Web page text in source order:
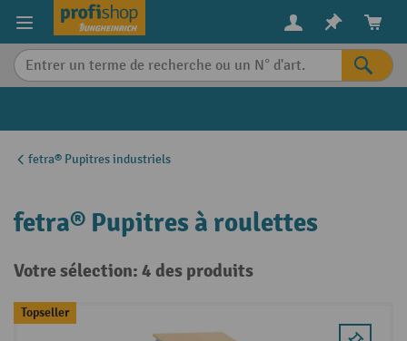
content
fetra® Pupitres industriels
fetra® Pupitres à roulettes
Votre sélection: 4 des produits
Topseller